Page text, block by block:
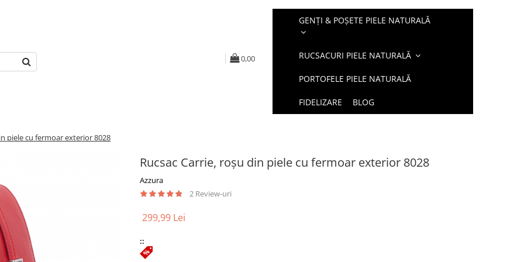
0,00
GENȚI & POȘETE PIELE NATURALĂ
RUCSACURI PIELE NATURALĂ
PORTOFELE PIELE NATURALĂ
FIDELIZARE BLOG
piele cu fermoar exterior 8028
Rucsac Carrie, roșu din piele cu fermoar exterior 8028
Azzura
2 Review-uri
299,99 Lei
::